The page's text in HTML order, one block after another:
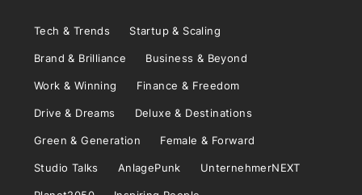
Tech & Trends Startup & Scaling
Brand & Brilliance Business & Beyond
Work & Winning Finance & Freedom
Drive & Dreams Deluxe & Destinations
Green & Generation Female & Forward
Studio Talks AnlagePunk UnternehmerNEXT